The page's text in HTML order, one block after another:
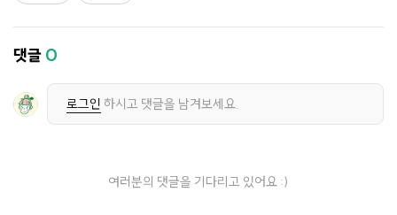
댓글 0
로그인 하시고 댓글을 남겨보세요.
여러분의 댓글을 기다리고 있어요 :)